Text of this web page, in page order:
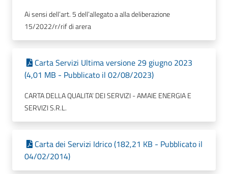
Ai sensi dell’art. 5 dell’allegato a alla deliberazione
15/2022/r/rif di arera
Carta Servizi Ultima versione 29 giugno 2023
(4,01 MB - Pubblicato il 02/08/2023)
CARTA DELLA QUALITA’ DEI SERVIZI - AMAIE ENERGIA E
SERVIZI S.R.L.
Carta dei Servizi Idrico (182,21 KB - Pubblicato il
04/02/2014)